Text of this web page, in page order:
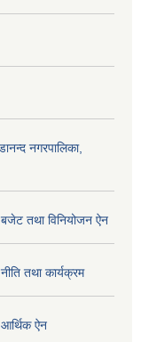
नगरपालिका,
तथा विनियोजन ऐन
तथा कार्यक्रम
ऐन